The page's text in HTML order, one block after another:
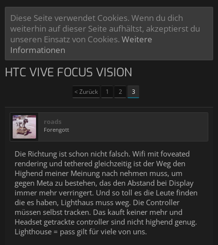
Diese Seite verwendet Cookies. Wenn du dich
weiterhin auf dieser Seite aufhältst, akzeptierst du
unseren Einsatz von Cookies. Weitere
Informationen
HTC VIVE FOCUS VISION
< Zurück 1 2 3
roads
Forengott
Die Richtung ist schon nicht falsch. Wifi mit foveated
rendering und tethered gleichzeitig ist der Weg den
Highend meiner Meinung nach nehmen muss, um
gegen Meta zu bestehen, das den Abstand bei Display
immer mehr verringert. Und so toll es die Leute finden
die es haben, Lighthaus muss weg. Die Controller
müssen selbst tracken. Das kauft keiner mehr und
Headset getrackte controller sind nicht highend genug.
Lighthouse = pass gilt für viele von uns.